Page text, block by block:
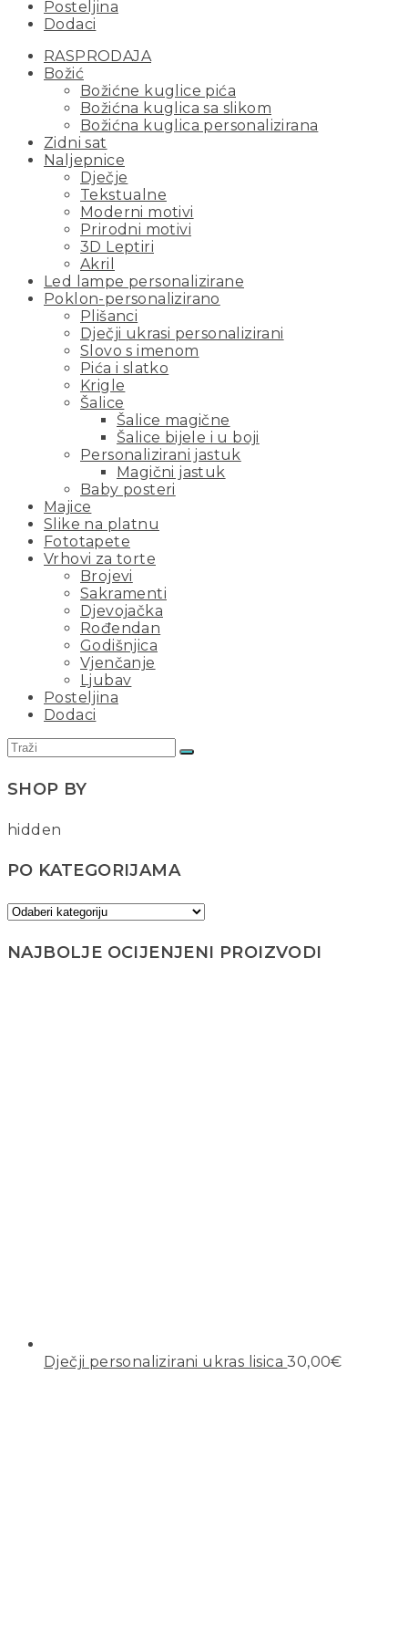
Posteljina
Dodaci
RASPRODAJA
Božić
Božićne kuglice pića
Božićna kuglica sa slikom
Božićna kuglica personalizirana
Zidni sat
Naljepnice
Dječje
Tekstualne
Moderni motivi
Prirodni motivi
3D Leptiri
Akril
Led lampe personalizirane
Poklon-personalizirano
Plišanci
Dječji ukrasi personalizirani
Slovo s imenom
Pića i slatko
Krigle
Šalice
Šalice magične
Šalice bijele i u boji
Personalizirani jastuk
Magični jastuk
Baby posteri
Majice
Slike na platnu
Fototapete
Vrhovi za torte
Brojevi
Sakramenti
Djevojačka
Rođendan
Godišnjica
Vjenčanje
Ljubav
Posteljina
Dodaci
SHOP BY
hidden
PO KATEGORIJAMA
NAJBOLJE OCIJENJENI PROIZVODI
Dječji personalizirani ukras lisica 30,00€